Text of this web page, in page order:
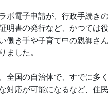
ボ電子申請が、行政手続き
明書の発行など、かつては
働き手や子育て中の親御さ
ました。
全国の自治体で、すでに多
対応が可能になるなど、住